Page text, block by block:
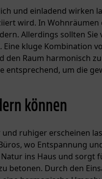
und einladend wirken
wird. In Wohnräumen
Allerdings sollten
kluge Kombination
Raum harmonisch
entsprechend, um die
können
ruhiger erscheinen
wo Entspannung
ins Haus und sorgt
betonen. Durch den